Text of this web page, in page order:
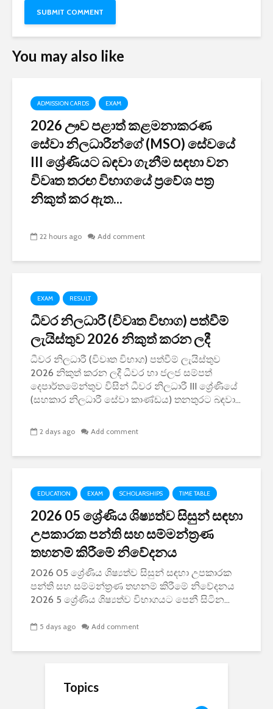
You may also like
ADMISSION CARDS EXAM
2026 ඌව පළාත් කළමනාකරණ
සේවා නිලධාරීන්ගේ (MSO) සේවයේ
III ශ්‍රේණියට බඳවා ගැනීම සඳහා වන
විවෘත තරඟ විභාගයේ ප්‍රවේශ පත්‍ර
නිකුත් කර ඇත...
22 hours ago Add comment
EXAM RESULT
ධීවර නිලධාරී (විවෘත විභාග) පත්වීම්
ලැයිස්තුව 2026 නිකුත් කරන ලදී
ධීවර නිලධාරී (විවෘත විභාග) පත්වීම් ලැයිස්තුව
2026 නිකුත් කරන ලදී ධීවර හා ජලජ සම්පත්
දෙපාර්තමේන්තුව විසින් ධීවර නිලධාරී III ශ්‍රේණියේ
(සහකාර නිලධාරී සේවා කාණ්ඩය) තනතුරට බඳවා...
2 days ago Add comment
EDUCATION EXAM SCHOLARSHIPS TIME TABLE
2026 05 ශ්‍රේණිය ශිෂ්‍යත්ව සිසුන් සඳහා
උපකාරක පන්ති සහ සම්මන්ත්‍රණ
තහනම් කිරීමේ නිවේදනය
2026 05 ශ්‍රේණිය ශිෂ්‍යත්ව සිසුන් සඳහා උපකාරක
පන්ති සහ සම්මන්ත්‍රණ තහනම් කිරීමේ නිවේදනය
2026 5 ශ්‍රේණිය ශිෂ්‍යත්ව විභාගයට පෙනී සිටින...
5 days ago Add comment
Topics